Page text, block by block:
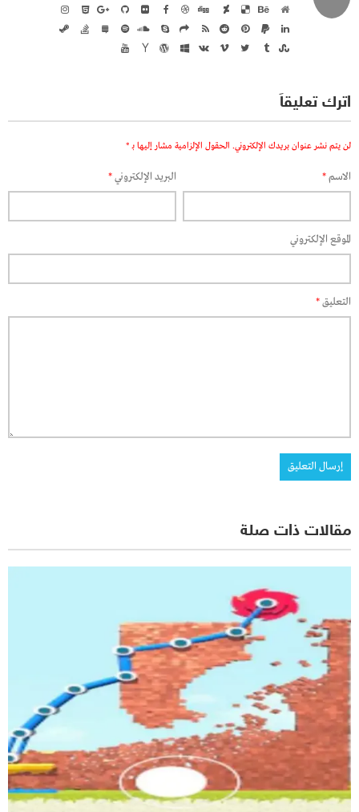
اترك تعليقاً
لن يتم نشر عنوان بريدك الإلكتروني. الحقول الإلزامية مشار إليها بـ *
الاسم* البريد الإلكتروني*
الموقع الإلكتروني
التعليق*
مقالات ذات صلة